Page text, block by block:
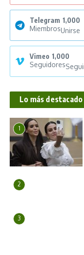
Telegram 1,000
MiembrosUnirse
Vimeo 1,000
Seguidores
Lo más destacado
1
2
3